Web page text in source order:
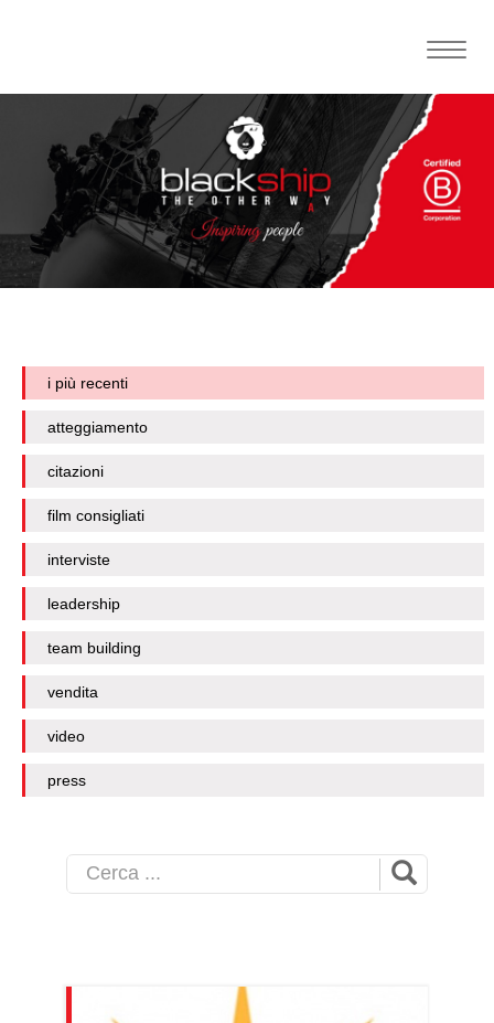
Toggle
i più recenti
atteggiamento
citazioni
film consigliati
interviste
leadership
team building
vendita
video
press